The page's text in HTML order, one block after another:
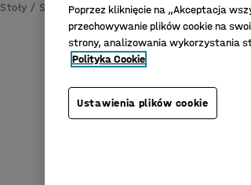
Stoły Stoły warsztatowe Stacjonarne stoły
Poprzez kliknięcie na „Akceptacja
przechowywanie plików cookie na
strony, analizowania wykorzystania
Polityka Cookie
Ustawienia plików cookie